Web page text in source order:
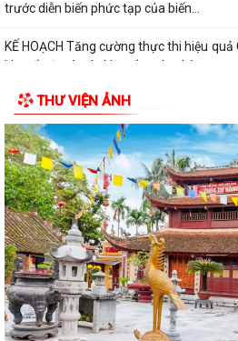
trước diễn biến phức tạp của biến...
KẾ HOẠCH Tăng cường thực thi hiệu
khuyết tật và các khuyến nghị phù...
QUYẾT ĐỊNH Cho thôi giữ chức danh
Bắc nhiệm kỳ 2026 - 2031
QUYẾT ĐỊNH Công nhận chức danh
Bắc nhiệm kỳ 2026 - 2031
THÔNG BÁO KẾT LUẬN CỦA BAN
án, kế hoạch sắp xếp các cơ sở giáo dục
QUYẾT ĐỊNH Về việc công nhận người
Chẩm 1
QUYẾT ĐỊNH Về việc công nhận người
THƯ VIỆN ẢNH